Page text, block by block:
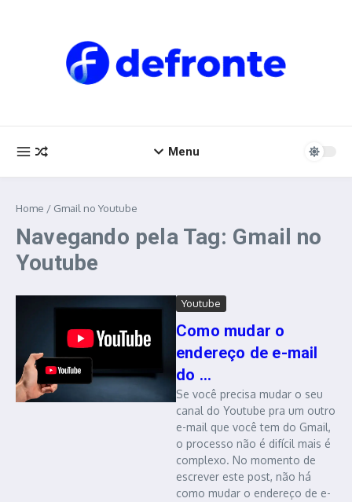
Menu
Home / Gmail no Youtube
Navegando pela Tag: Gmail no
Youtube
Youtube
Como mudar o
endereço de e-mail
do ...
Se você precisa mudar o seu
canal do Youtube pra um outro
e-mail que você tem do Gmail,
o processo não é difícil mais é
complexo. No momento de
escrever este post, não há
como mudar o endereço de e-